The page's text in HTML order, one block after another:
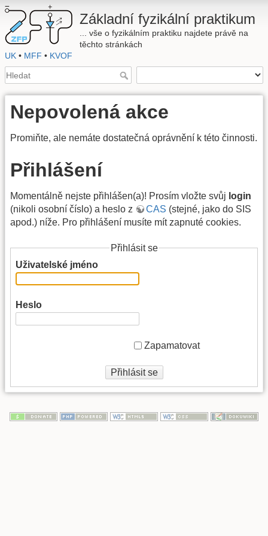
Základní fyzikální praktikum
... vše o fyzikálním praktiku najdete právě na
těchto stránkách
UK • MFF • KVOF
Nepovolená akce
Promiňte, ale nemáte dostatečná oprávnění k této činnosti.
Přihlášení
Momentálně nejste přihlášen(a)! Prosím vložte svůj login
(nikoli osobní číslo) a heslo z
CAS (stejné, jako do SIS
apod.) níže. Pro přihlášení musíte mít zapnuté cookies.
Přihlásit se
Uživatelské jméno
Heslo
Zapamatovat
Přihlásit se